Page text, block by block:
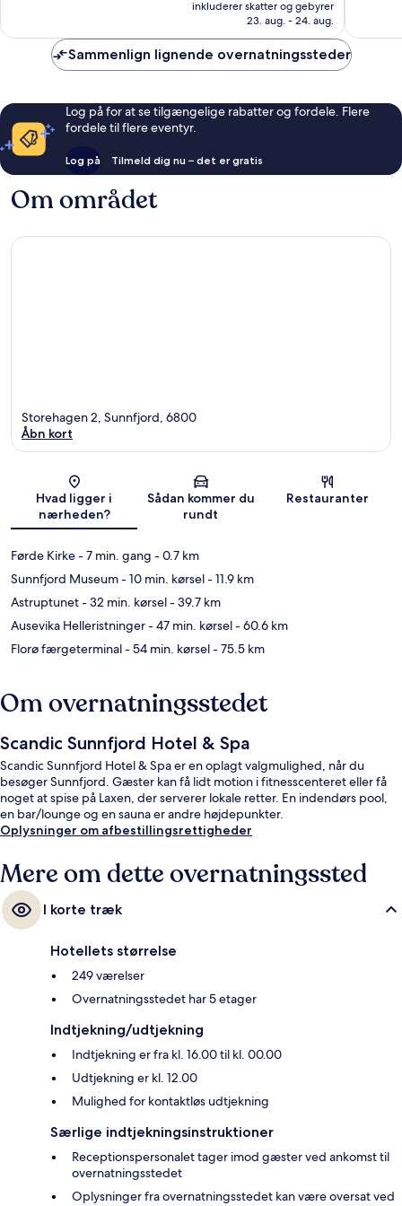
anmeldelser
1.037 kr.
inkluderer skatter og gebyrer
23. aug. - 24. aug.
Sammenlign lignende overnatningssteder
Log på for at se tilgængelige rabatter og fordele. Flere
fordele til flere eventyr.
Log på Tilmeld dig nu – det er gratis
Om området
Kort
Storehagen 2, Sunnfjord, 6800
Åbn kort
Hvad ligger i
nærheden?
Sådan kommer du
rundt
Restauranter
Førde Kirke- 7 min. gang - 0.7 km
Sunnfjord Museum- 10 min. kørsel- 11.9 km
Astruptunet- 32 min. kørsel- 39.7 km
Ausevika Helleristninger- 47 min. kørsel- 60.6 km
Florø færgeterminal- 54 min. kørsel- 75.5 km
Om overnatningsstedet
Scandic Sunnfjord Hotel & Spa
Scandic Sunnfjord Hotel & Spa er en oplagt valgmulighed, når du
besøger Sunnfjord. Gæster kan få lidt motion i fitnesscenteret eller få
noget at spise på Laxen, der serverer lokale retter. En indendørs pool,
en bar/lounge og en sauna er andre højdepunkter.
Oplysninger om afbestillingsrettigheder
Mere om dette overnatningssted
I korte træk
Hotellets størrelse
249 værelser
Overnatningsstedet har 5 etager
Indtjekning/udtjekning
Indtjekning er fra kl. 16.00 til kl. 00.00
Udtjekning er kl. 12.00
Mulighed for kontaktløs udtjekning
Særlige indtjekningsinstruktioner
Receptionspersonalet tager imod gæster ved ankomst til
overnatningsstedet
Oplysninger fra overnatningsstedet kan være oversat ved